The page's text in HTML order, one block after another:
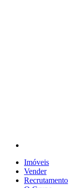
Imóveis
Vender
Recrutamento